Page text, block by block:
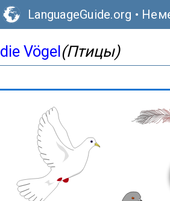
LanguageGuide.org •
die Vögel(Птицы)